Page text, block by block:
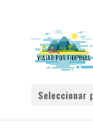
Seleccionar